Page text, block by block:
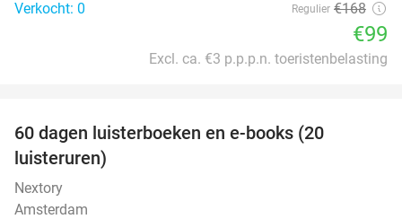
Verkocht: 0 Regulier €168
€99
Excl. ca. €3 p.p.p.n. toeristenbelasting
60 dagen luisterboeken en e-books (20
luisteruren)
Nextory
Amsterdam